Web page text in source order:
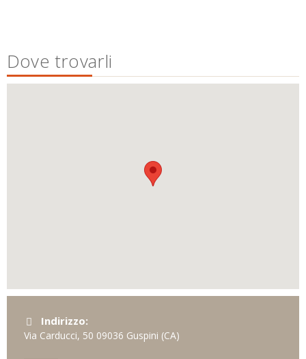
Dove trovarli
Indirizzo:
Via Carducci, 50 09036 Guspini (CA)